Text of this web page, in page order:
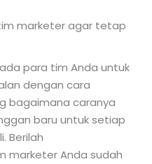
marketer agar tetap
para tim Anda untuk
dengan cara
bagaimana caranya
baru untuk setiap
Berilah
marketer Anda sudah